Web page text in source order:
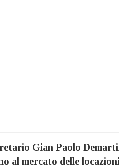
Gian Paolo
al mercato delle